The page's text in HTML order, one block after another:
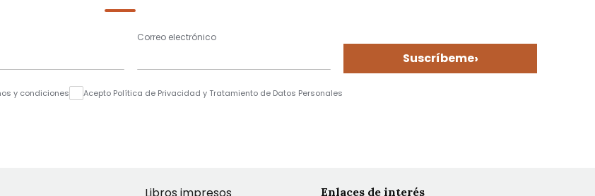
Correo electrónico
Suscríbeme›
y condiciones Acepto Política de Privacidad y Tratamiento de Datos Personales
Enlaces de interés